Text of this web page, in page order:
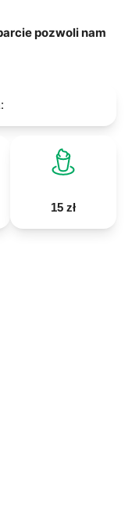
pozwoli nam
15 zł